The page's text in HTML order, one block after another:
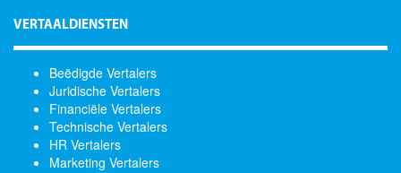
VERTAALDIENSTEN
Beëdigde Vertalers
Juridische Vertalers
Financiële Vertalers
Technische Vertalers
HR Vertalers
Marketing Vertalers